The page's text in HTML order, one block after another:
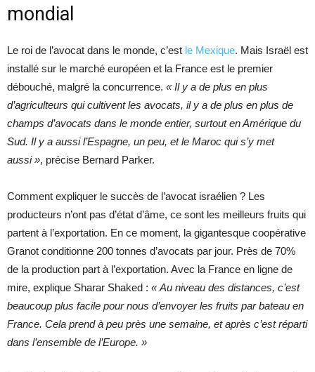
mondial
Le roi de l’avocat dans le monde, c’est le Mexique. Mais Israël est
installé sur le marché européen et la France est le premier
débouché, malgré la concurrence. « Il y a de plus en plus
d’agriculteurs qui cultivent les avocats, il y a de plus en plus de
champs d’avocats dans le monde entier, surtout en Amérique du
Sud. Il y a aussi l’Espagne, un peu, et le Maroc qui s’y met
aussi », précise Bernard Parker.
Comment expliquer le succès de l’avocat israélien ? Les
producteurs n’ont pas d’état d’âme, ce sont les meilleurs fruits qui
partent à l’exportation. En ce moment, la gigantesque coopérative
Granot conditionne 200 tonnes d’avocats par jour. Près de 70%
de la production part à l’exportation. Avec la France en ligne de
mire, explique Sharar Shaked : « Au niveau des distances, c’est
beaucoup plus facile pour nous d’envoyer les fruits par bateau en
France. Cela prend à peu près une semaine, et après c’est réparti
dans l’ensemble de l’Europe. »